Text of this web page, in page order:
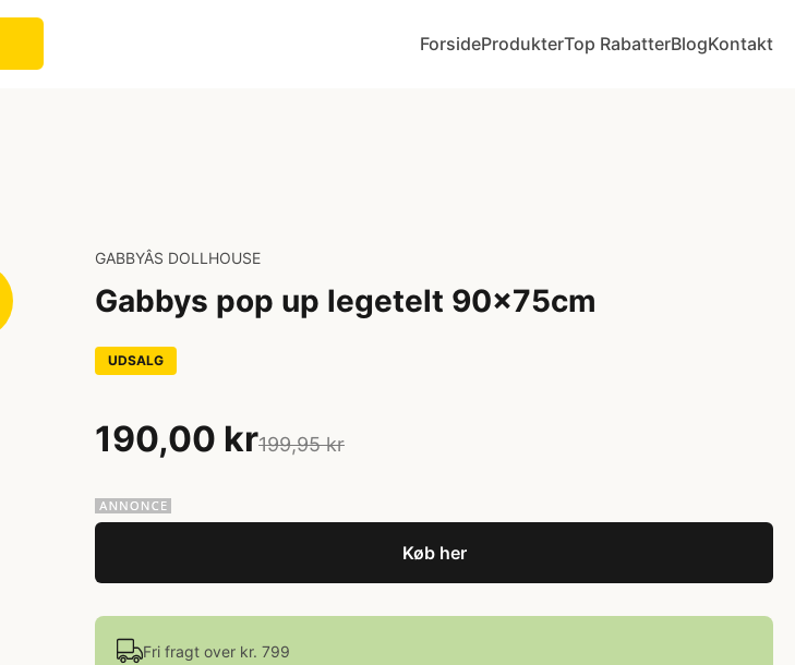
ForsideProdukterTop RabatterBlogKontakt
GABBYÂS DOLLHOUSE
Gabbys pop up legetelt 90x75cm
UDSALG
190,00 kr199,95 kr
Køb her
Fri fragt over kr. 799